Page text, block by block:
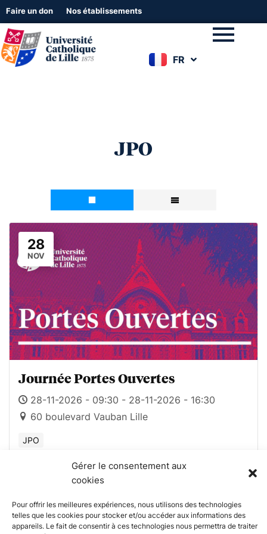
Gérer le consentement aux
cookies
Pour offrir les meilleures expériences, nous utilisons des technologies
telles que les cookies pour stocker et/ou accéder aux informations des
appareils. Le fait de consentir à ces technologies nous permettra de traiter
Faire un don Nos établissements
FR
EN
JPO
28
NOV
Journée Portes Ouvertes
28-11-2026 - 09:30 - 28-11-2026 - 16:30
60 boulevard Vauban Lille
JPO